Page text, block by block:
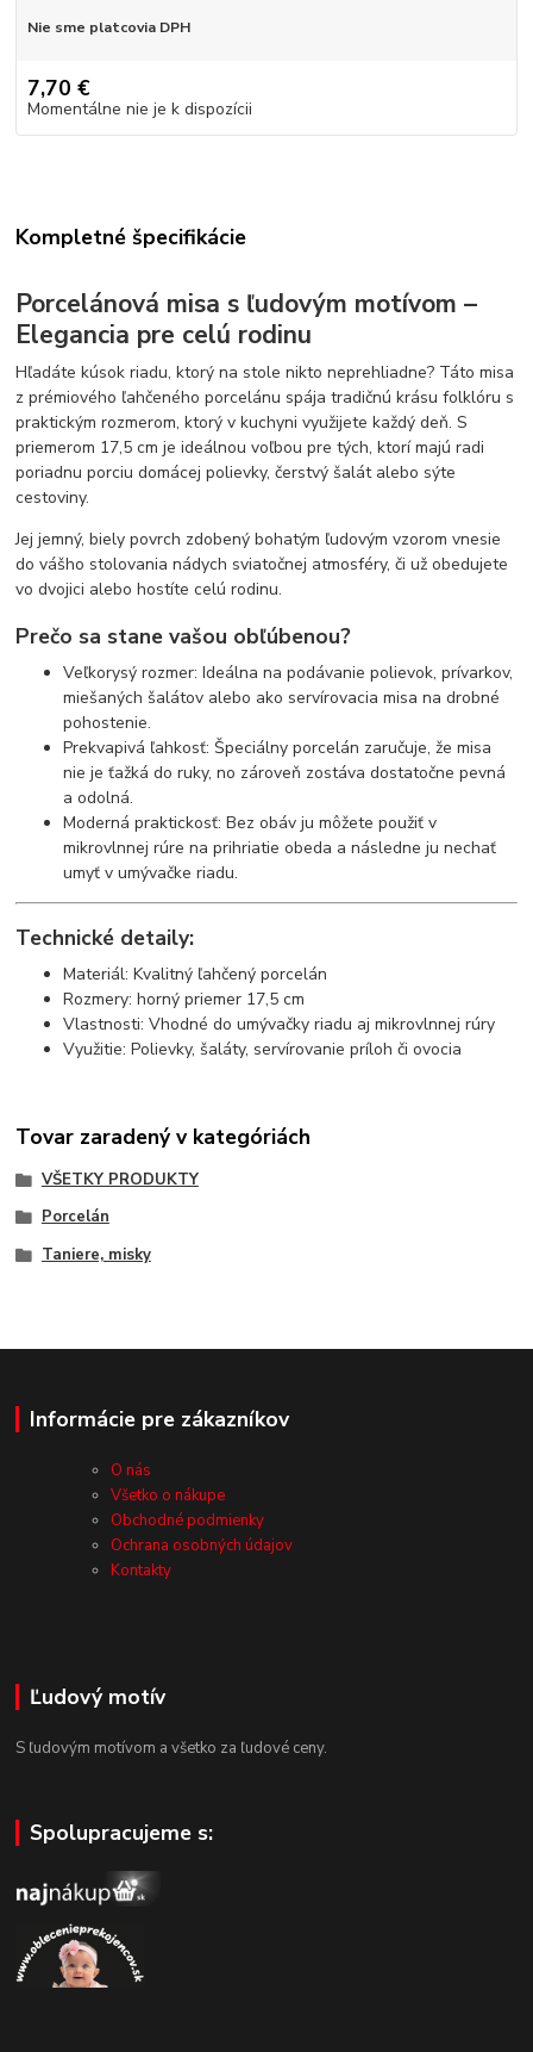
Nie sme platcovia DPH
7,70 €
Momentálne nie je k dispozícii
Kompletné špecifikácie
Porcelánová misa s ľudovým motívom –
Elegancia pre celú rodinu
Hľadáte kúsok riadu, ktorý na stole nikto neprehliadne? Táto misa
z prémiového ľahčeného porcelánu spája tradičnú krásu folklóru s
praktickým rozmerom, ktorý v kuchyni využijete každý deň. S
priemerom 17,5 cm je ideálnou voľbou pre tých, ktorí majú radi
poriadnu porciu domácej polievky, čerstvý šalát alebo sýte
cestoviny.
Jej jemný, biely povrch zdobený bohatým ľudovým vzorom vnesie
do vášho stolovania nádych sviatočnej atmosféry, či už obedujete
vo dvojici alebo hostíte celú rodinu.
Prečo sa stane vašou obľúbenou?
Veľkorysý rozmer: Ideálna na podávanie polievok, prívarkov,
miešaných šalátov alebo ako servírovacia misa na drobné
pohostenie.
Prekvapivá ľahkosť: Špeciálny porcelán zaručuje, že misa
nie je ťažká do ruky, no zároveň zostáva dostatočne pevná
a odolná.
Moderná praktickosť: Bez obáv ju môžete použiť v
mikrovlnnej rúre na prihriatie obeda a následne ju nechať
umyť v umývačke riadu.
Technické detaily:
Materiál: Kvalitný ľahčený porcelán
Rozmery: horný priemer 17,5 cm
Vlastnosti: Vhodné do umývačky riadu aj mikrovlnnej rúry
Využitie: Polievky, šaláty, servírovanie príloh či ovocia
Tovar zaradený v kategóriách
VŠETKY PRODUKTY
Porcelán
Taniere, misky
Informácie pre zákazníkov
O nás
Všetko o nákupe
Obchodné podmienky
Ochrana osobných údajov
Kontakty
Ľudový motív
S ľudovým motívom a všetko za ľudové ceny.
Spolupracujeme s: